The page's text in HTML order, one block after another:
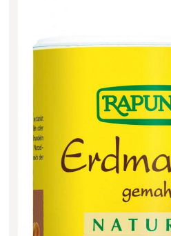
Kuglbauer - Familie Bischof
La Toscana Anita Wolf e.U.
Söllradls Naturkostladen
Stiftsgärtnerei
Kremsmünster